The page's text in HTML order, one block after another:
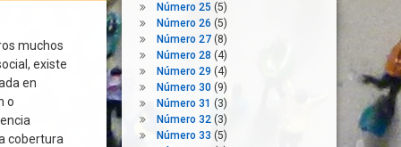
muchos
existe
en
o
cobertura
Número 25 (5)
Número 26 (5)
Número 27(8)
Número 28 (4)
Número 29 (4)
Número 30(9)
Número 31 (3)
Número 32(3)
Número 33 (5)